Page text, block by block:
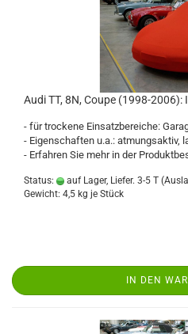
Audi TT, 8N, Coupe (1998-2006):
- für trockene Einsatzbereiche:
- Eigenschaften u.a.: atmungsaktiv,
- Erfahren Sie mehr in der
Status: auf Lager, Liefer. 3-5 T
Gewicht: 4,5 kg je Stück
IN DEN